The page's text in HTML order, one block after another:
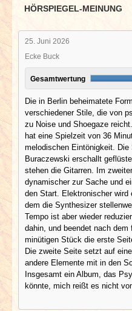
HÖRSPIEGEL-MEINUNG
25. Juni 2026
Ecke Buck
Gesamtwertung
Die in Berlin beheimatete
verschiedener Stile, die von
zu Noise und Shoegaze
hat eine Spielzeit von 36
melodischen Eintönigkeit.
Buraczewski erschallt
stehen die Gitarren. Im
dynamischer zur Sache und
den Start. Elektronischer
dem die Synthesizer
Tempo ist aber wieder
dahin, und beendet nach
minütigen Stück die erste
Die zweite Seite setzt auf
andere Elemente mit in den
Insgesamt ein Album, das
könnte, mich reißt es nicht